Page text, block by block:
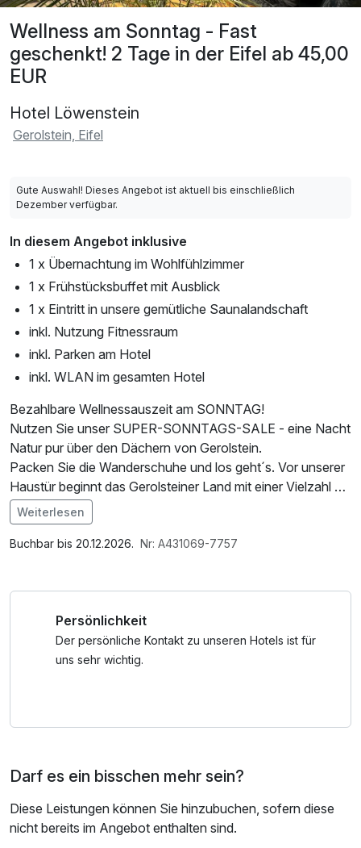
Wellness am Sonntag - Fast
geschenkt! 2 Tage in der Eifel ab 45,00
EUR
Hotel Löwenstein
Gerolstein, Eifel
Gute Auswahl! Dieses Angebot ist aktuell bis einschließlich
Dezember verfügbar.
In diesem Angebot inklusive
1 x Übernachtung im Wohlfühlzimmer
1 x Frühstücksbuffet mit Ausblick
1 x Eintritt in unsere gemütliche Saunalandschaft
inkl. Nutzung Fitnessraum
inkl. Parken am Hotel
inkl. WLAN im gesamten Hotel
Bezahlbare Wellnessauszeit am SONNTAG!
Nutzen Sie unser SUPER-SONNTAGS-SALE - eine Nacht
Natur pur über den Dächern von Gerolstein.
Packen Sie die Wanderschuhe und los geht´s. Vor unserer
Haustür beginnt das Gerolsteiner Land mit einer Vielzahl an
Wander- und Radrouten.
Nach einem aktiven Tag an der frischen Eifelluft können
Sie in unserer gemütlichen Saunalandschaft mit Dampfbad,
Homepage finden Sie alle Informationen dazu.*
Morgens genießen Sie unser Frühstücksbuffet mit Eifeler
Spezialitäten und einer traumhaften Aussicht auf die
*Nehmen Sie gerne direkt Kontakt mit mir auf:
Ihre Heike Beirig/WellVitalis
Im Angebot enthalten
Parkplatz, W-LAN Nutzung / Internetnutzung
Weiterlesen
Buchbar bis 20.12.2026. Nr: A431069-7757
Persönlichkeit
Der persönliche Kontakt zu unseren Hotels ist für
uns sehr wichtig.
Darf es ein bisschen mehr sein?
Diese Leistungen können Sie hinzubuchen, sofern diese
nicht bereits im Angebot enthalten sind.